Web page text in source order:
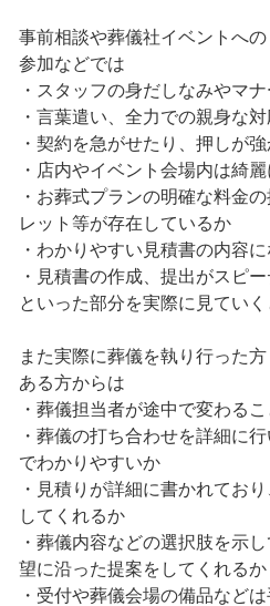
事前相談や葬儀社イベントへの
参加などでは
・スタッフの身だしなみやマ
・言葉遣い、全力での親身な
・契約を急がせたり、押しが
・店内やイベント会場内は綺
・お葬式プランの明確な料金
レット等が存在しているか
・わかりやすい見積書の内容
・見積書の作成、提出がスピ
といった部分を実際に見ていく
また実際に葬儀を執り行った
ある方からは
・葬儀担当者が途中で変わる
・葬儀の打ち合わせを詳細に
でわかりやすいか
・見積りが詳細に書かれてお
してくれるか
・葬儀内容などの選択肢を示
望に沿った提案をしてくれるか
・受付や葬儀会場の備品など